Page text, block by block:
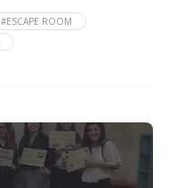
#ESCAPE ROOM